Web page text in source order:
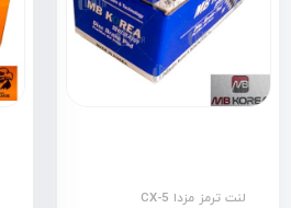
لنت ترمز مزدا CX-5